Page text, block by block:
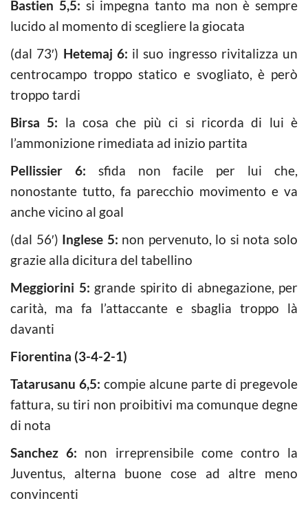
Bastien 5,5: si impegna tanto ma non è sempre
lucido al momento di scegliere la giocata
(dal 73′) Hetemaj 6: il suo ingresso rivitalizza un
centrocampo troppo statico e svogliato, è però
troppo tardi
Birsa 5: la cosa che più ci si ricorda di lui è
l’ammonizione rimediata ad inizio partita
Pellissier 6: sfida non facile per lui che,
nonostante tutto, fa parecchio movimento e va
anche vicino al goal
(dal 56′) Inglese 5: non pervenuto, lo si nota solo
grazie alla dicitura del tabellino
Meggiorini 5: grande spirito di abnegazione, per
carità, ma fa l’attaccante e sbaglia troppo là
davanti
Fiorentina (3-4-2-1)
Tatarusanu 6,5: compie alcune parte di pregevole
fattura, su tiri non proibitivi ma comunque degne
di nota
Sanchez 6: non irreprensibile come contro la
Juventus, alterna buone cose ad altre meno
convincenti